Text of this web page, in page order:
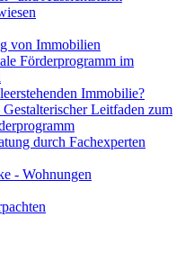
von Immobilien
Förderprogramm im
Immobilie?
Leitfaden zum
durch Fachexperten
- Wohnungen